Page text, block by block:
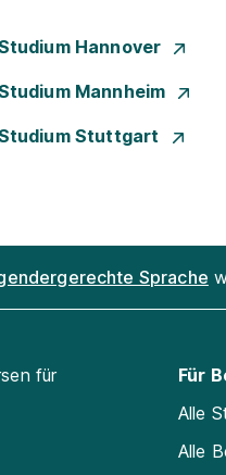
Hannover
Mannheim
Stuttgart
Sprache
für
Für
Alle
Alle